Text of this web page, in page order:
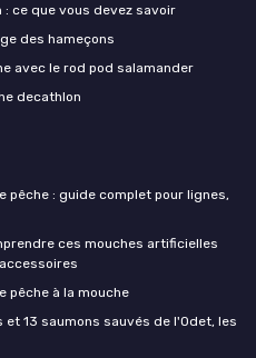
: ce que vous devez savoir
des hameçons
avec le rod pod salamander
decathlon
pêche : guide complet pour lignes,
ces mouches artificielles
pêche à la mouche
13 saumons sauvés de l'Odet, les